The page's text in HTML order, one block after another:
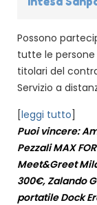
Possono
tutte le persone
titolari del
Servizio a
[leggi tutto]
Puoi vincere:
Pezzali MAX
Meet&Greet
300€, Zalando
portatile Dock